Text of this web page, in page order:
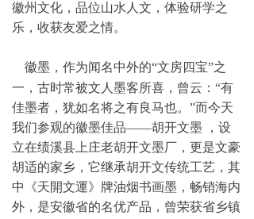
徽州文化，品位山水人文，体验研学之
乐，收获友爱之情。
徽墨，作为闻名中外的“文房四宝”之
一，古时常被文人墨客所喜，曾云：“有
佳墨者，犹如名将之有良马也。”而今天
我们参观的徽墨佳品——胡开文墨
，设
立在绩溪县上庄老胡开文墨厂，更是文豪
胡适的家乡，它继承胡开文传统工艺，其
中《天開文運》牌油烟书画墨，畅销海内
外，是安徽省的名优产品，曾荣获省乡镇